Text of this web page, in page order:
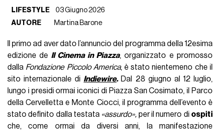
LIFESTYLE
03 Giugno 2026
AUTORE
Martina Barone
Il primo ad aver dato l’annuncio del programma della 12esima
edizione de Il Cinema in Piazza, organizzato e promosso
dalla Fondazione Piccolo America, è stato nientemeno che il
sito internazionale di Indiewire. Dal 28 giugno al 12 luglio,
lungo i presidi ormai iconici di Piazza San Cosimato, il Parco
della Cervelletta e Monte Ciocci, il programma dell’evento è
stato definito dalla testata «assurdo», per il numero di ospiti
che, come ormai da diversi anni, la manifestazione